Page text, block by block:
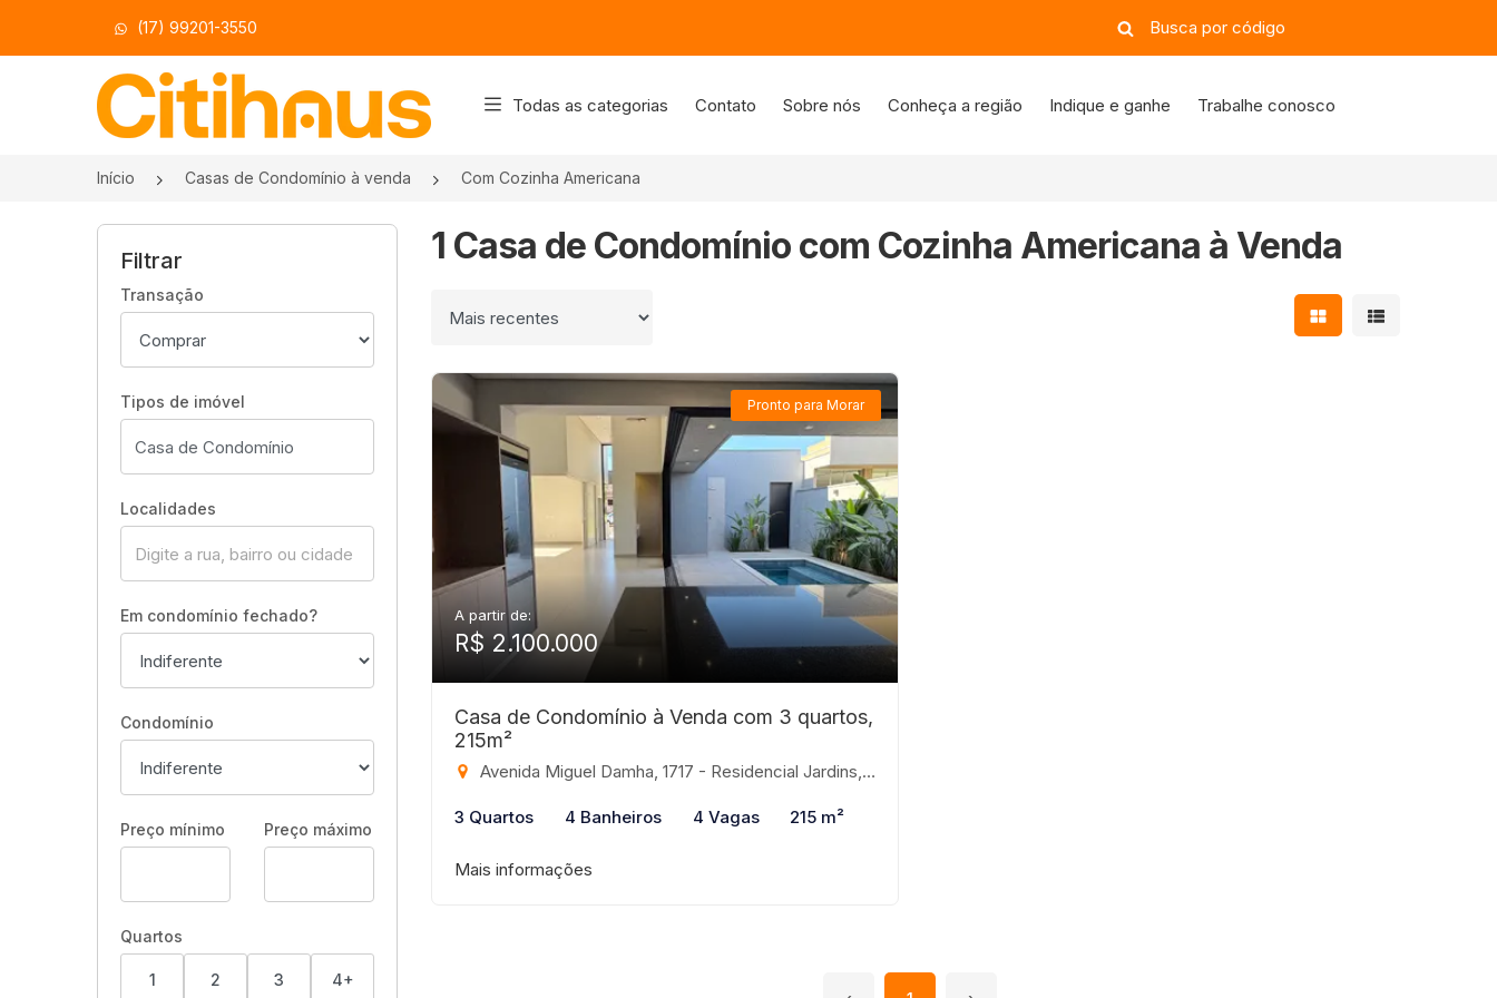
(17) 99201-3550
Página inicial
Todas as categorias Contato Sobre nós Conheça a região Indique e ganhe Trabalhe conosco
Início Casas de Condomínio à venda Com Cozinha Americana
Filtrar
Transação
Tipos de imóvel
Localidades
Em condomínio fechado?
Condomínio
Preço mínimo Preço máximo
Quartos
1 2 3 4+
1 Casa de Condomínio com Cozinha Americana à Venda
Ordenar por Mostrar resultados
Mostrar
Pronto para Morar
A partir de:
R$ 2.100.000
Casa de Condomínio à Venda com 3 quartos,
215m²
Avenida Miguel Damha, 1717 - Residencial Jardins, São José do Rio Preto-SP
3 Quartos 4 Banheiros 4 Vagas 215 m²
Mais informações